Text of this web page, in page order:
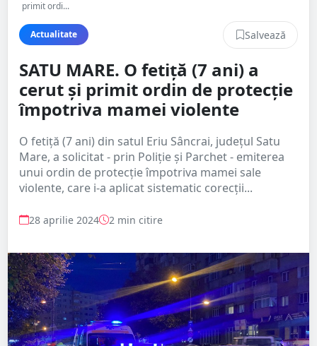
primit ordi...
Actualitate Salvează
SATU MARE. O fetiță (7 ani) a
cerut și primit ordin de protecție
împotriva mamei violente
O fetiță (7 ani) din satul Eriu Sâncrai, județul Satu
Mare, a solicitat - prin Poliție și Parchet - emiterea
unui ordin de protecție împotriva mamei sale
violente, care i-a aplicat sistematic corecții...
28 aprilie 2024 2 min citire